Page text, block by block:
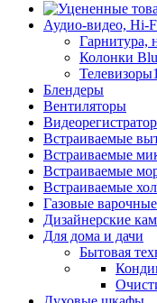
Аудио-видео, Hi-
Гарнитура,
Колонки
Телевизоры1
Блендеры
Вентиляторы
Встраиваемые
Встраиваемые
Встраиваемые
Встраиваемые
Газовые
Дизайнерские
Для дома и дачи
Бытовая